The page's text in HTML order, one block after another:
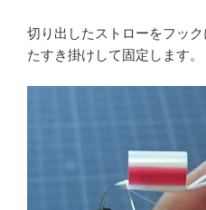
切り出したストローをフッ
たすき掛けして固定します。